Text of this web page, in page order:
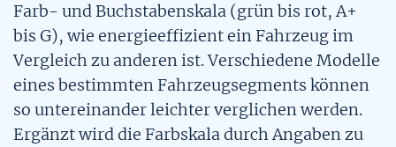
Farb- und Buchstabenskala (grün bis rot, A+
bis G), wie energieeffizient ein Fahrzeug im
Vergleich zu anderen ist. Verschiedene Modelle
eines bestimmten Fahrzeugsegments können
so untereinander leichter verglichen werden.
Ergänzt wird die Farbskala durch Angaben zu